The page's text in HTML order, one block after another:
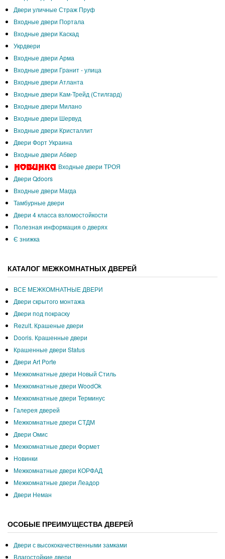
Двери уличные Страж Пруф
Входные двери Портала
Входные двери Каскад
Укрдвери
Входные двери Арма
Входные двери Гранит - улица
Входные двери Атланта
Входные двери Кам-Трейд (Стилгард)
Входные двери Милано
Входные двери Шервуд
Входные двери Кристаллит
Двери Форт Украина
Входные двери Абвер
Входные двери ТРОЯ
Двери Qdoors
Входные двери Магда
Тамбурные двери
Двери 4 класса взломостойкости
Полезная информация о дверях
Є знижка
КАТАЛОГ МЕЖКОМНАТНЫХ ДВЕРЕЙ
ВСЕ МЕЖКОМНАТНЫЕ ДВЕРИ
Двери скрытого монтажа
Двери под покраску
Rezult. Крашеные двери
Dooris. Крашенные двери
Крашенные двери Status
Двери Art Porte
Межкомнатные двери Новый Стиль
Межкомнатные двери WoodOk
Межкомнатные двери Терминус
Галерея дверей
Межкомнатные двери СТДМ
Двери Омис
Межкомнатные двери Формет
Новинки
Межкомнатные двери КОРФАД
Межкомнатные двери Леадор
Двери Неман
ОСОБЫЕ ПРЕИМУЩЕСТВА ДВЕРЕЙ
Двери с высококачественными замками
Влагостойкие двери